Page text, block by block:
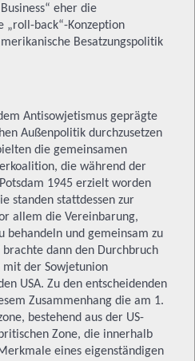
eher die
„roll-back“-Konzeption
Besatzungspolitik
Antisowjetismus geprägte
Außenpolitik durchzusetzen
die gemeinsamen
die während der
1945 erzielt worden
standen stattdessen zur
allem die Vereinbarung,
behandeln und gemeinsam zu
dann den Durchbruch
der Sowjetunion
USA. Zu den entscheidenden
Zusammenhang die am 1.
bestehend aus der US-
Zone, die innerhalb
eines eigenständigen